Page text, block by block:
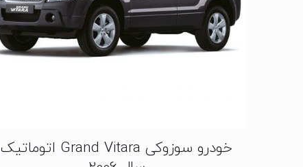
خودرو سوزوکی Grand Vitara اتوماتیک